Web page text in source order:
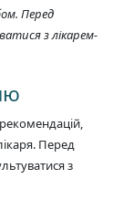
Перед
з лікарем-
Перед
з